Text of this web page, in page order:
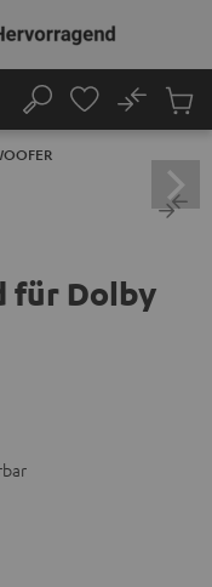
Suche
No
für Dolby